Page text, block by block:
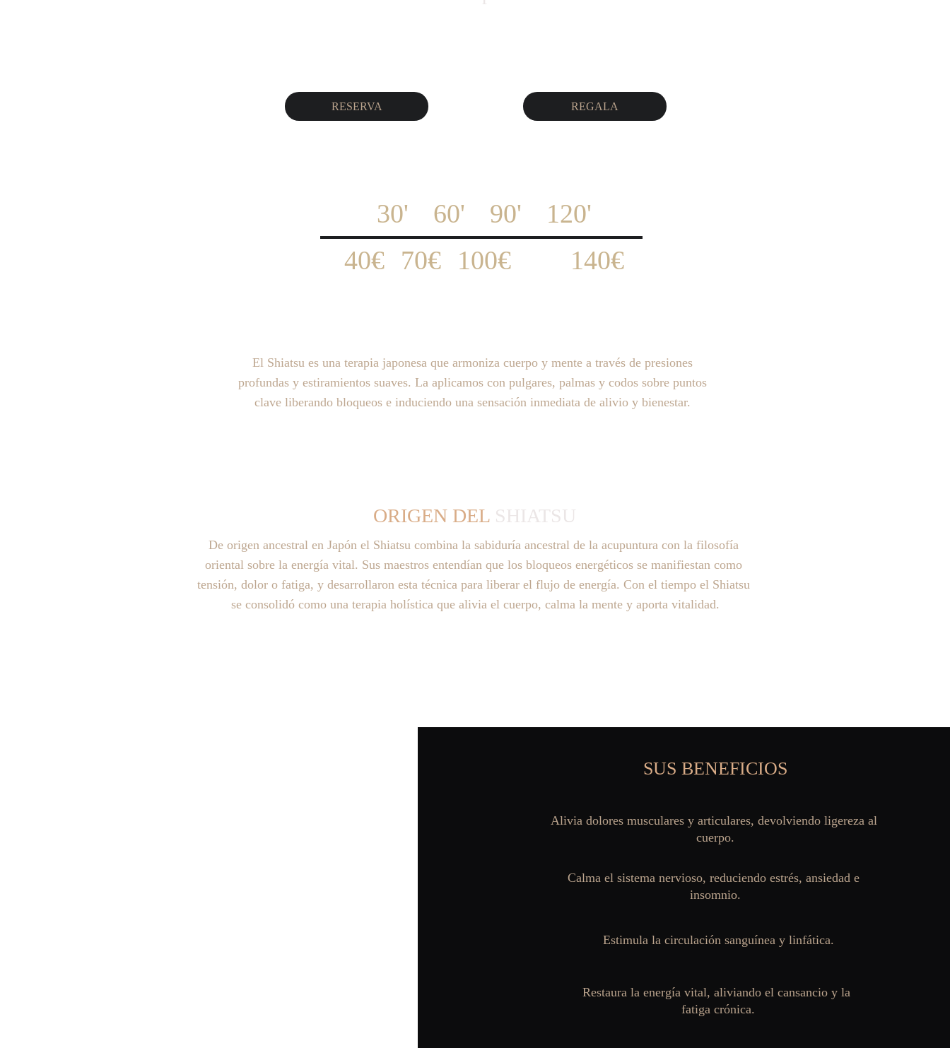
30' 	60' 	90' 	120'
RESERVA REGALA
40€	70€	100€	140€
El Shiatsu es una terapia japonesa que armoniza cuerpo y mente a través de presiones
profundas y estiramientos suaves. La aplicamos con pulgares, palmas y codos sobre puntos
clave liberando bloqueos e induciendo una sensación inmediata de alivio y bienestar.
ORIGEN DEL SHIATSU
De origen ancestral en Japón el Shiatsu combina la sabiduría ancestral de la acupuntura con la filosofía
oriental sobre la energía vital. Sus maestros entendían que los bloqueos energéticos se manifiestan como
tensión, dolor o fatiga, y desarrollaron esta técnica para liberar el flujo de energía. Con el tiempo el Shiatsu
se consolidó como una terapia holística que alivia el cuerpo, calma la mente y aporta vitalidad.
SUS BENEFICIOS
Alivia dolores musculares y articulares, devolviendo ligereza al
cuerpo.
Calma el sistema nervioso, reduciendo estrés, ansiedad e
insomnio.
Estimula la circulación sanguínea y linfática.
Restaura la energía vital, aliviando el cansancio y la
fatiga crónica.